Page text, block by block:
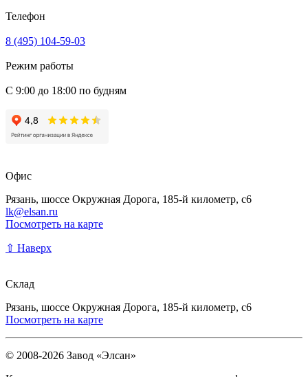
Телефон
8 (495) 104-59-03
Режим работы
С 9:00 до 18:00 по будням
Офис
Рязань, шоссе Окружная Дорога, 185-й километр, с6
lk@elsan.ru
Посмотреть на карте
⇧ Наверх
Склад
Рязань, шоссе Окружная Дорога, 185-й километр, с6
Посмотреть на карте
© 2008-2026 Завод «Элсан»